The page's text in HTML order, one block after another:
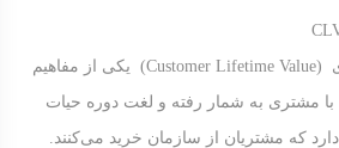
ارزش دوره حیات مشتری (Customer Lifetime Value) یکی از مفاهیم
با مشتری به شمار رفته و لغت دوره حیات
که مشتریان از سازمان خرید می‌کنند.